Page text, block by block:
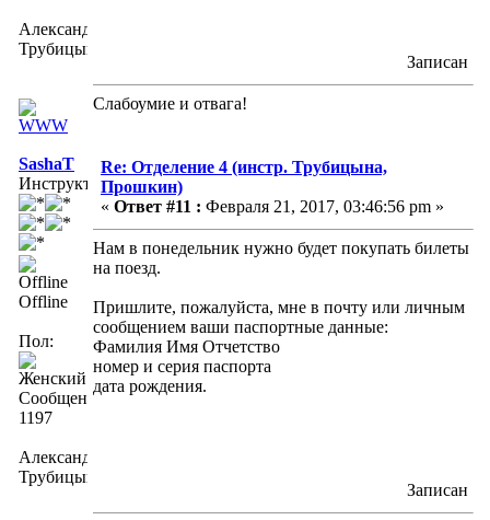
Александра
Трубицына
Записан
Слабоумие и отвага!
SashaT
Инструктор
Offline
Пол:
Сообщений:
1197
Александра
Трубицына
Re: Отделение 4 (инстр. Трубицына,
Прошкин)
« Ответ #11 : Февраля 21, 2017, 03:46:56 pm »
Нам в понедельник нужно будет покупать билеты
на поезд.
Пришлите, пожалуйста, мне в почту или личным
сообщением ваши паспортные данные:
Фамилия Имя Отчетство
номер и серия паспорта
дата рождения.
Записан